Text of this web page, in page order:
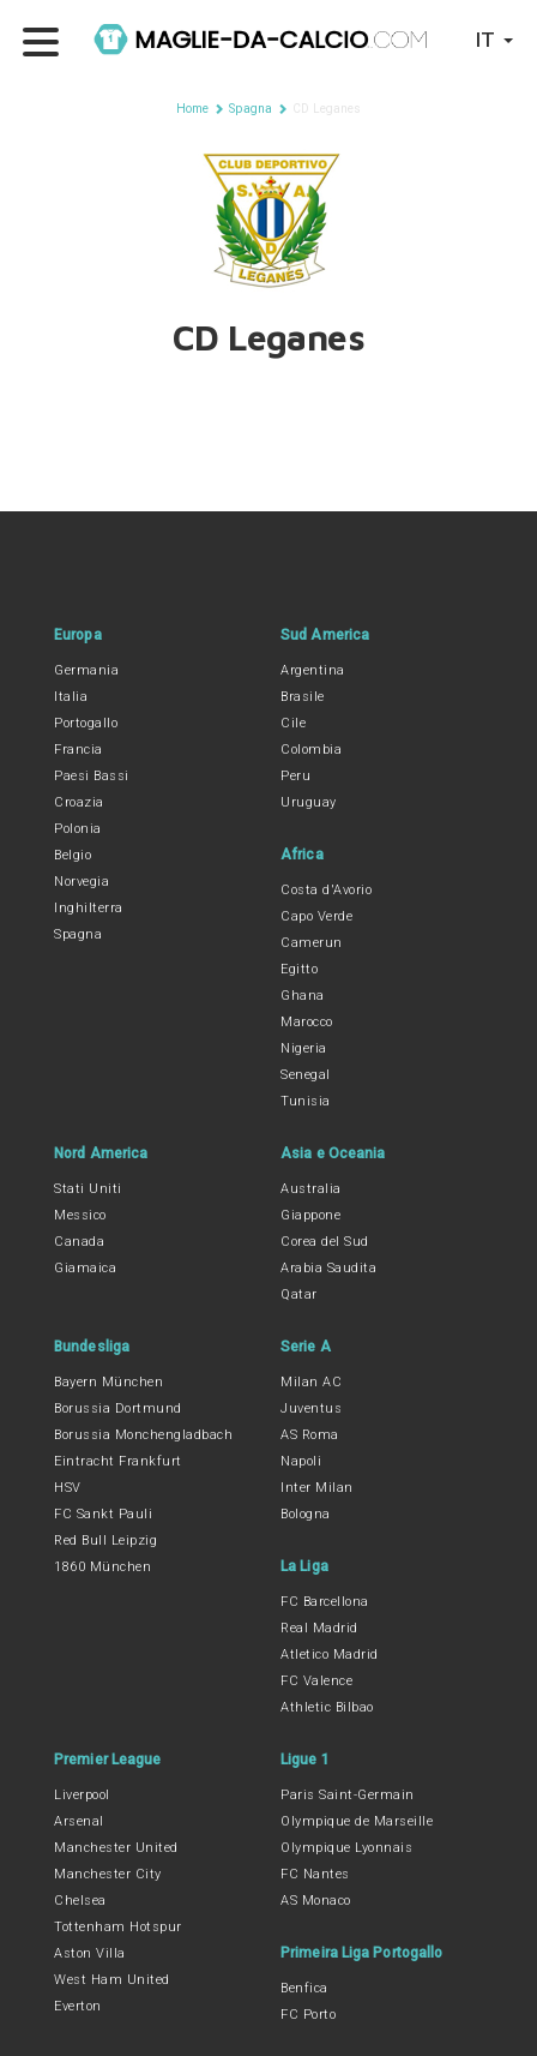
IT
Home Spagna CD Leganes
CD Leganes
Europa
Germania
Italia
Portogallo
Francia
Paesi Bassi
Croazia
Polonia
Belgio
Norvegia
Inghilterra
Spagna
Sud America
Argentina
Brasile
Cile
Colombia
Peru
Uruguay
Africa
Costa d'Avorio
Capo Verde
Camerun
Egitto
Ghana
Marocco
Nigeria
Senegal
Tunisia
Nord America
Stati Uniti
Messico
Canada
Giamaica
Asia e Oceania
Australia
Giappone
Corea del Sud
Arabia Saudita
Qatar
Bundesliga
Bayern München
Borussia Dortmund
Borussia Monchengladbach
Eintracht Frankfurt
HSV
FC Sankt Pauli
Red Bull Leipzig
1860 München
Serie A
Milan AC
Juventus
AS Roma
Napoli
Inter Milan
Bologna
La Liga
FC Barcellona
Real Madrid
Atletico Madrid
FC Valence
Athletic Bilbao
Premier League
Liverpool
Arsenal
Manchester United
Manchester City
Chelsea
Tottenham Hotspur
Aston Villa
West Ham United
Everton
Ligue 1
Paris Saint-Germain
Olympique de Marseille
Olympique Lyonnais
FC Nantes
AS Monaco
Primeira Liga Portogallo
Benfica
FC Porto